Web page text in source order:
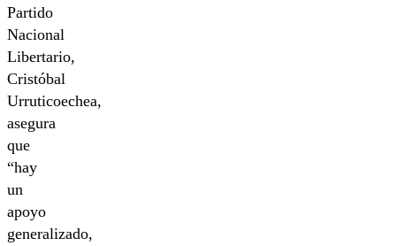
Partido
Nacional
Libertario,
Cristóbal
Urruticoechea,
asegura
que
“hay
un
apoyo
generalizado,